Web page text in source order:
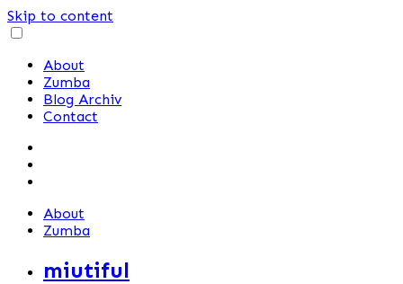
Skip to content
About
Zumba
Blog Archiv
Contact
About
Zumba
miutiful